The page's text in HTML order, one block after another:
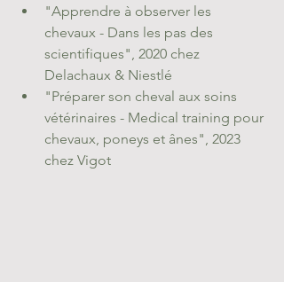
"Apprendre à observer les
chevaux - Dans les pas des
scientifiques", 2020 chez
Delachaux & Niestlé
"Préparer son cheval aux soins
vétérinaires - Medical training pour
chevaux, poneys et ânes", 2023
chez Vigot